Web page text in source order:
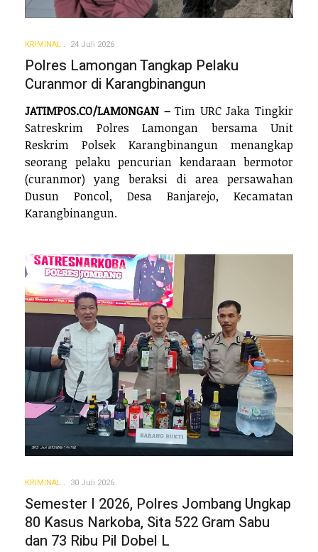
KRIMINAL 24 Juli 2026
Polres Lamongan Tangkap Pelaku
Curanmor di Karangbinangun
JATIMPOS.CO/LAMONGAN –Tim URC Jaka Tingkir
Satreskrim Polres Lamongan bersama Unit
Reskrim Polsek Karangbinangun menangkap
seorang pelaku pencurian kendaraan bermotor
(curanmor) yang beraksi di area persawahan
Dusun Poncol, Desa Banjarejo, Kecamatan
Karangbinangun.
KRIMINAL 30 Juli 2026
Semester I 2026, Polres Jombang Ungkap
80 Kasus Narkoba, Sita 522 Gram Sabu
dan 73 Ribu Pil Dobel L